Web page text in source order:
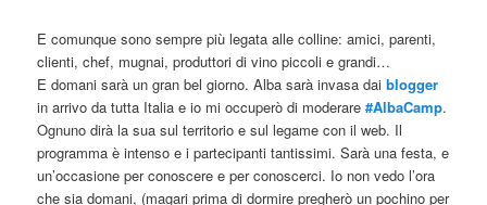
E comunque sono sempre più legata alle colline: amici, parenti,
clienti, chef, mugnai, produttori di vino piccoli e grandi…
E domani sarà un gran bel giorno. Alba sarà invasa daiblogger
in arrivo da tutta Italia e io mi occuperò di moderare#AlbaCamp.
Ognuno dirà la sua sul territorio e sul legame con il web. Il
programma è intenso e i partecipanti tantissimi. Sarà una festa, e
un’occasione per conoscere e per conoscerci. Io non vedo l’ora
che sia domani, (magari prima di dormire pregherò un pochino per